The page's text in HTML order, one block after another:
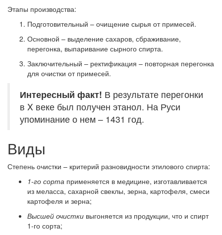
Этапы производства:
Подготовительный – очищение сырья от примесей.
Основной – выделение сахаров, сбраживание,
перегонка, выпаривание сырного спирта.
Заключительный – ректификация – повторная перегонка
для очистки от примесей.
Интересный факт! В результате перегонки
в X веке был получен этанол. На Руси
упоминание о нем – 1431 год.
Виды
Степень очистки – критерий разновидности этилового спирта:
1-го сорта применяется в медицине, изготавливается
из меласса, сахарной свеклы, зерна, картофеля, смеси
картофеля и зерна;
Высшей очистки выгоняется из продукции, что и спирт
1-го сорта;